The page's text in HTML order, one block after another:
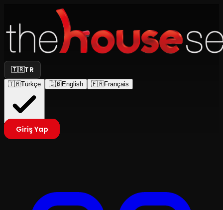
🇹🇷TR
🇹🇷Türkçe 🇬🇧English 🇫🇷Français
Giriş Yap